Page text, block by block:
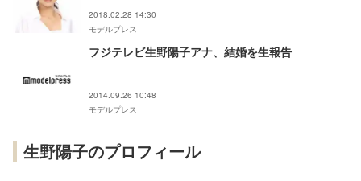
2018.02.28 14:30
モデルプレス
フジテレビ生野陽子アナ、結婚を生報告
2014.09.26 10:48
モデルプレス
生野陽子のプロフィール